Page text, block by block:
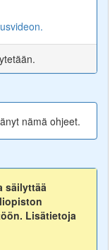
nämä ohjeet.
säilyttää
Lisätietoja